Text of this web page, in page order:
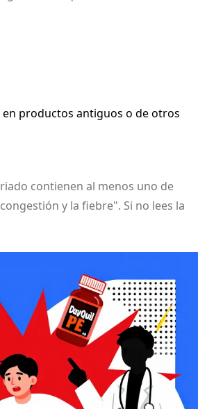
productos antiguos o de otros
contienen al menos uno de
y la fiebre". Si no lees la